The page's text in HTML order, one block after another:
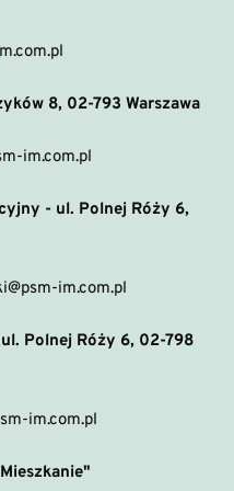
tel:
501 815 543
tel:
tel.
im.com.pl
tel:
i TV-
im.com.pl
Hydraulik– Michał Werbanowski tel.:
8, 02-793 Warszawa
im.com.pl
- ul. Polnej Róży 6,
im.com.pl
Polnej Róży 6, 02-798
im.com.pl